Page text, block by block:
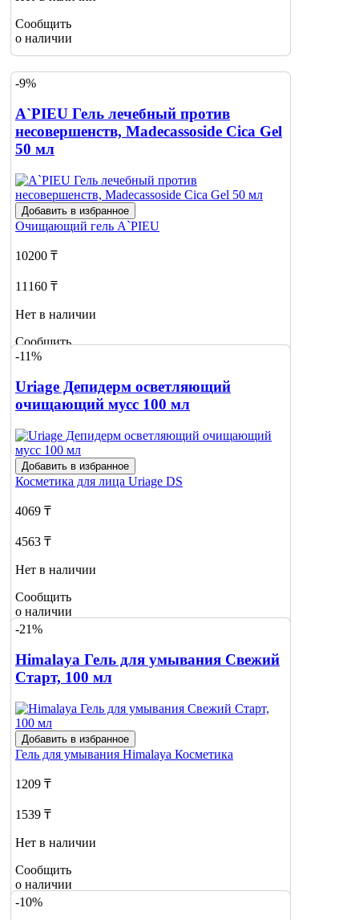
Сообщить
о наличии
-9%
A`PIEU Гель лечебный против
несовершенств, Madecassoside Cica Gel
50 мл
Добавить в избранное
Очищающий гель A`PIEU
10200 ₸
11160 ₸
Нет в наличии
Сообщить
о наличии
-11%
Uriage Депидерм осветляющий
очищающий мусс 100 мл
Добавить в избранное
Косметика для лица Uriage DS
4069 ₸
4563 ₸
Нет в наличии
Сообщить
о наличии
-21%
Himalaya Гель для умывания Свежий
Старт, 100 мл
Добавить в избранное
Гель для умывания Himalaya Косметика
1209 ₸
1539 ₸
Нет в наличии
Сообщить
о наличии
-10%